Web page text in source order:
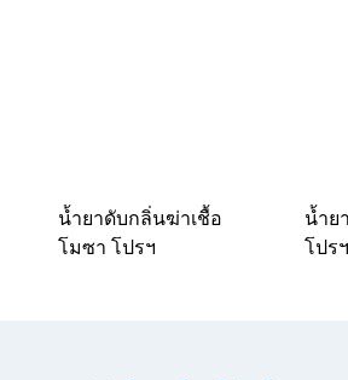
น้ำยาดับกลิ่นฆ่าเชื้อ
โมซา โปรฯ
น้ำย
โปรฯ